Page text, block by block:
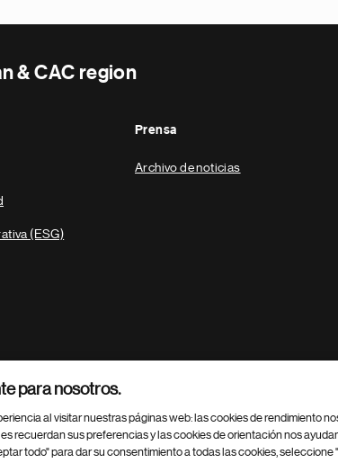
& CAC region
(ESG)
Prensa
Archivo de noticias
para nosotros.
al visitar nuestras páginas web: las cookies de rendimiento
recuerdan sus preferencias y las cookies de orientación nos
todo" para dar su consentimiento a todas las cookies, seleccione